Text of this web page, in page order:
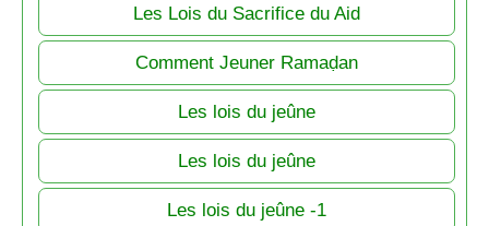
Les Lois du Sacrifice du Aid
Comment Jeuner Ramaḍan
Les lois du jeûne
Les lois du jeûne
Les lois du jeûne -1